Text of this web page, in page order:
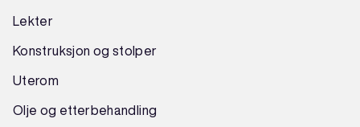
Lekter
Konstruksjon og stolper
Uterom
Olje og etterbehandling